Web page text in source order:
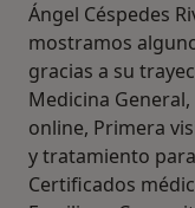
Ángel Céspedes
mostramos
gracias a su
Medicina
online, Primera
y tratamiento
Certificados